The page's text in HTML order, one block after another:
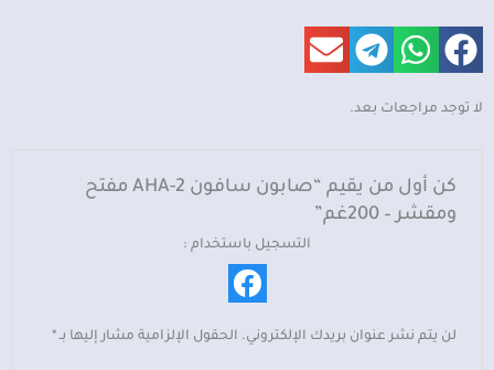
AHA-
2
مفتح
لا توجد مراجعات بعد.
كن أول من يقيم “صابون سافون AHA-2 مفتح
ومقشر – 200غم”
التسجيل باستخدام :
لن يتم نشر عنوان بريدك الإلكتروني. الحقول الإلزامية مشار إليها بـ*